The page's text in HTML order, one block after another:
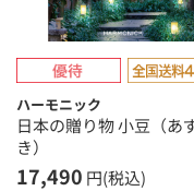
ハーモニック
日本の贈り物 小豆（あ
き）
17,490 円(税込)